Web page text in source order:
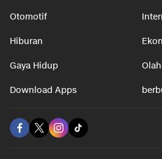
Otomotif
Hiburan
Gaya Hidup
Download Apps